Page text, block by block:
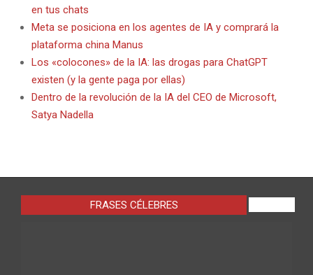
en tus chats
Meta se posiciona en los agentes de IA y comprará la
plataforma china Manus
Los «colocones» de la IA: las drogas para ChatGPT
existen (y la gente paga por ellas)
Dentro de la revolución de la IA del CEO de Microsoft,
Satya Nadella
FRASES CÉLEBRES